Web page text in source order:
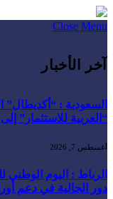
Close Menu
آخر الأخبار
السعودية : “أكديطال”
“العربية للاستثمار” إلى
أغسطس 7, 2026
الرباط : اليوم الوطني
دور الجالية في دعم أوراش